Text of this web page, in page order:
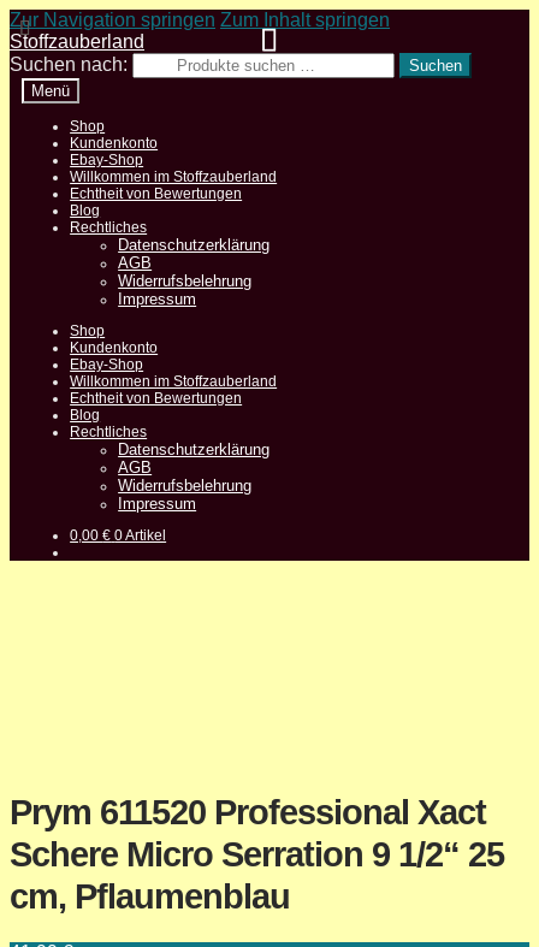
Zur Navigation springen Zum Inhalt springen
Stoffzauberland
Suchen nach:
Suchen
Menü
Shop
Kundenkonto
Ebay-Shop
Willkommen im Stoffzauberland
Echtheit von Bewertungen
Blog
Rechtliches
Datenschutzerklärung
AGB
Widerrufsbelehrung
Impressum
Shop
Kundenkonto
Ebay-Shop
Willkommen im Stoffzauberland
Echtheit von Bewertungen
Blog
Rechtliches
Datenschutzerklärung
AGB
Widerrufsbelehrung
Impressum
0,00€ 0 Artikel
Prym 611520 Professional Xact
Schere Micro Serration 9 1/2“ 25
cm, Pflaumenblau